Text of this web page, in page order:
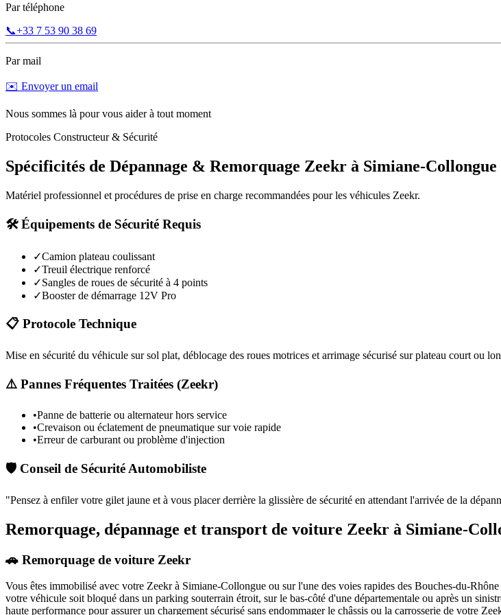
Par téléphone
📞+33 7 53 90 38 69
Par mail
✉️ Envoyer un email
Nous sommes là pour vous aider à tout moment
Protocoles Constructeur & Sécurité
Spécificités de Dépannage & Remorquage Zeekr à Simiane-Collongue
Matériel professionnel et procédures de prise en charge recommandées pour les véhicules Zeekr.
🛠️ Équipements de Sécurité Requis
✓Camion plateau coulissant
✓Treuil électrique renforcé
✓Sangles de roues de sécurité à 4 points
✓Booster de démarrage 12V Pro
📋 Protocole Technique
Mise en sécurité du véhicule sur sol plat, déblocage des roues motrices et arrimage sécurisé sur plateau court ou
⚠️ Pannes Fréquentes Traitées (Zeekr)
•Panne de batterie ou alternateur hors service
•Crevaison ou éclatement de pneumatique sur voie rapide
•Erreur de carburant ou problème d'injection
🛡️ Conseil de Sécurité Automobiliste
"Pensez à enfiler votre gilet jaune et à vous placer derrière la glissière de sécurité en attendant l'arrivée de la
Remorquage, dépannage et transport de voiture Zeekr à Simiane-
🚗 Remorquage de voiture Zeekr
Vous êtes immobilisé avec votre Zeekr à Simiane-Collongue ou sur l'une des voies rapides des Bouches-du-
votre véhicule soit bloqué dans un parking souterrain étroit, sur le bas-côté d'une départementale ou après un
haute performance pour assurer un chargement sécurisé sans endommager le châssis ou la carrosserie de votre